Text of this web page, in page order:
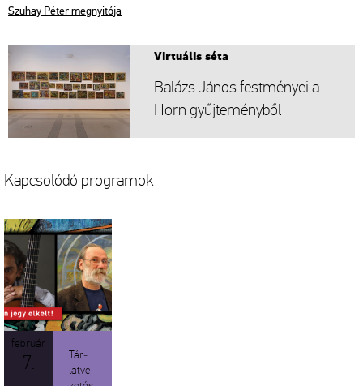
Szu­hay Péter meg­nyi­tó­ja
Vir­tu­á­lis séta
Ba­lázs János fest­mé­nyei a
Horn gyűj­te­mény­ből
Kap­cso­ló­dó prog­ra­mok
feb­ru­ár
7.
Tár­
lat­ve­